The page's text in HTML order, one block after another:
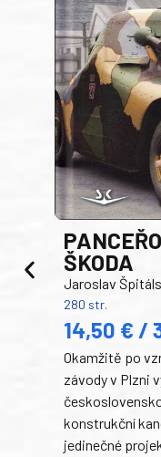
ŠKODA
Jaroslav
280 str.
14,50 € /
Okamžitě po
závody v Plzni
konstrukční
jedinečné